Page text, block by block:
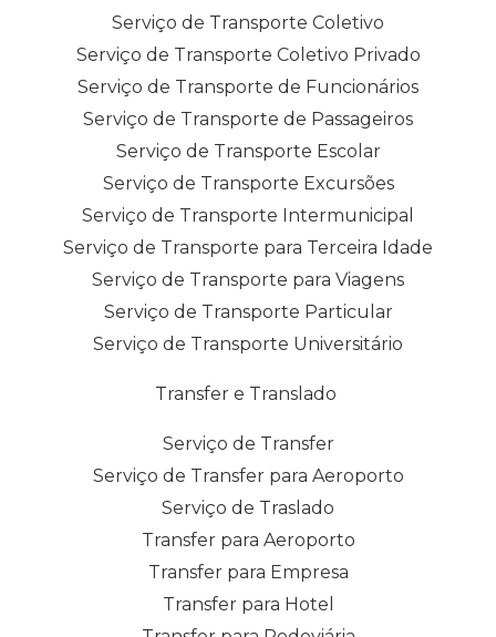
Serviço de Transporte Coletivo
Serviço de Transporte Coletivo Privado
Serviço de Transporte de Funcionários
Serviço de Transporte de Passageiros
Serviço de Transporte Escolar
Serviço de Transporte Excursões
Serviço de Transporte Intermunicipal
Serviço de Transporte para Terceira Idade
Serviço de Transporte para Viagens
Serviço de Transporte Particular
Serviço de Transporte Universitário
Transfer e Translado
Serviço de Transfer
Serviço de Transfer para Aeroporto
Serviço de Traslado
Transfer para Aeroporto
Transfer para Empresa
Transfer para Hotel